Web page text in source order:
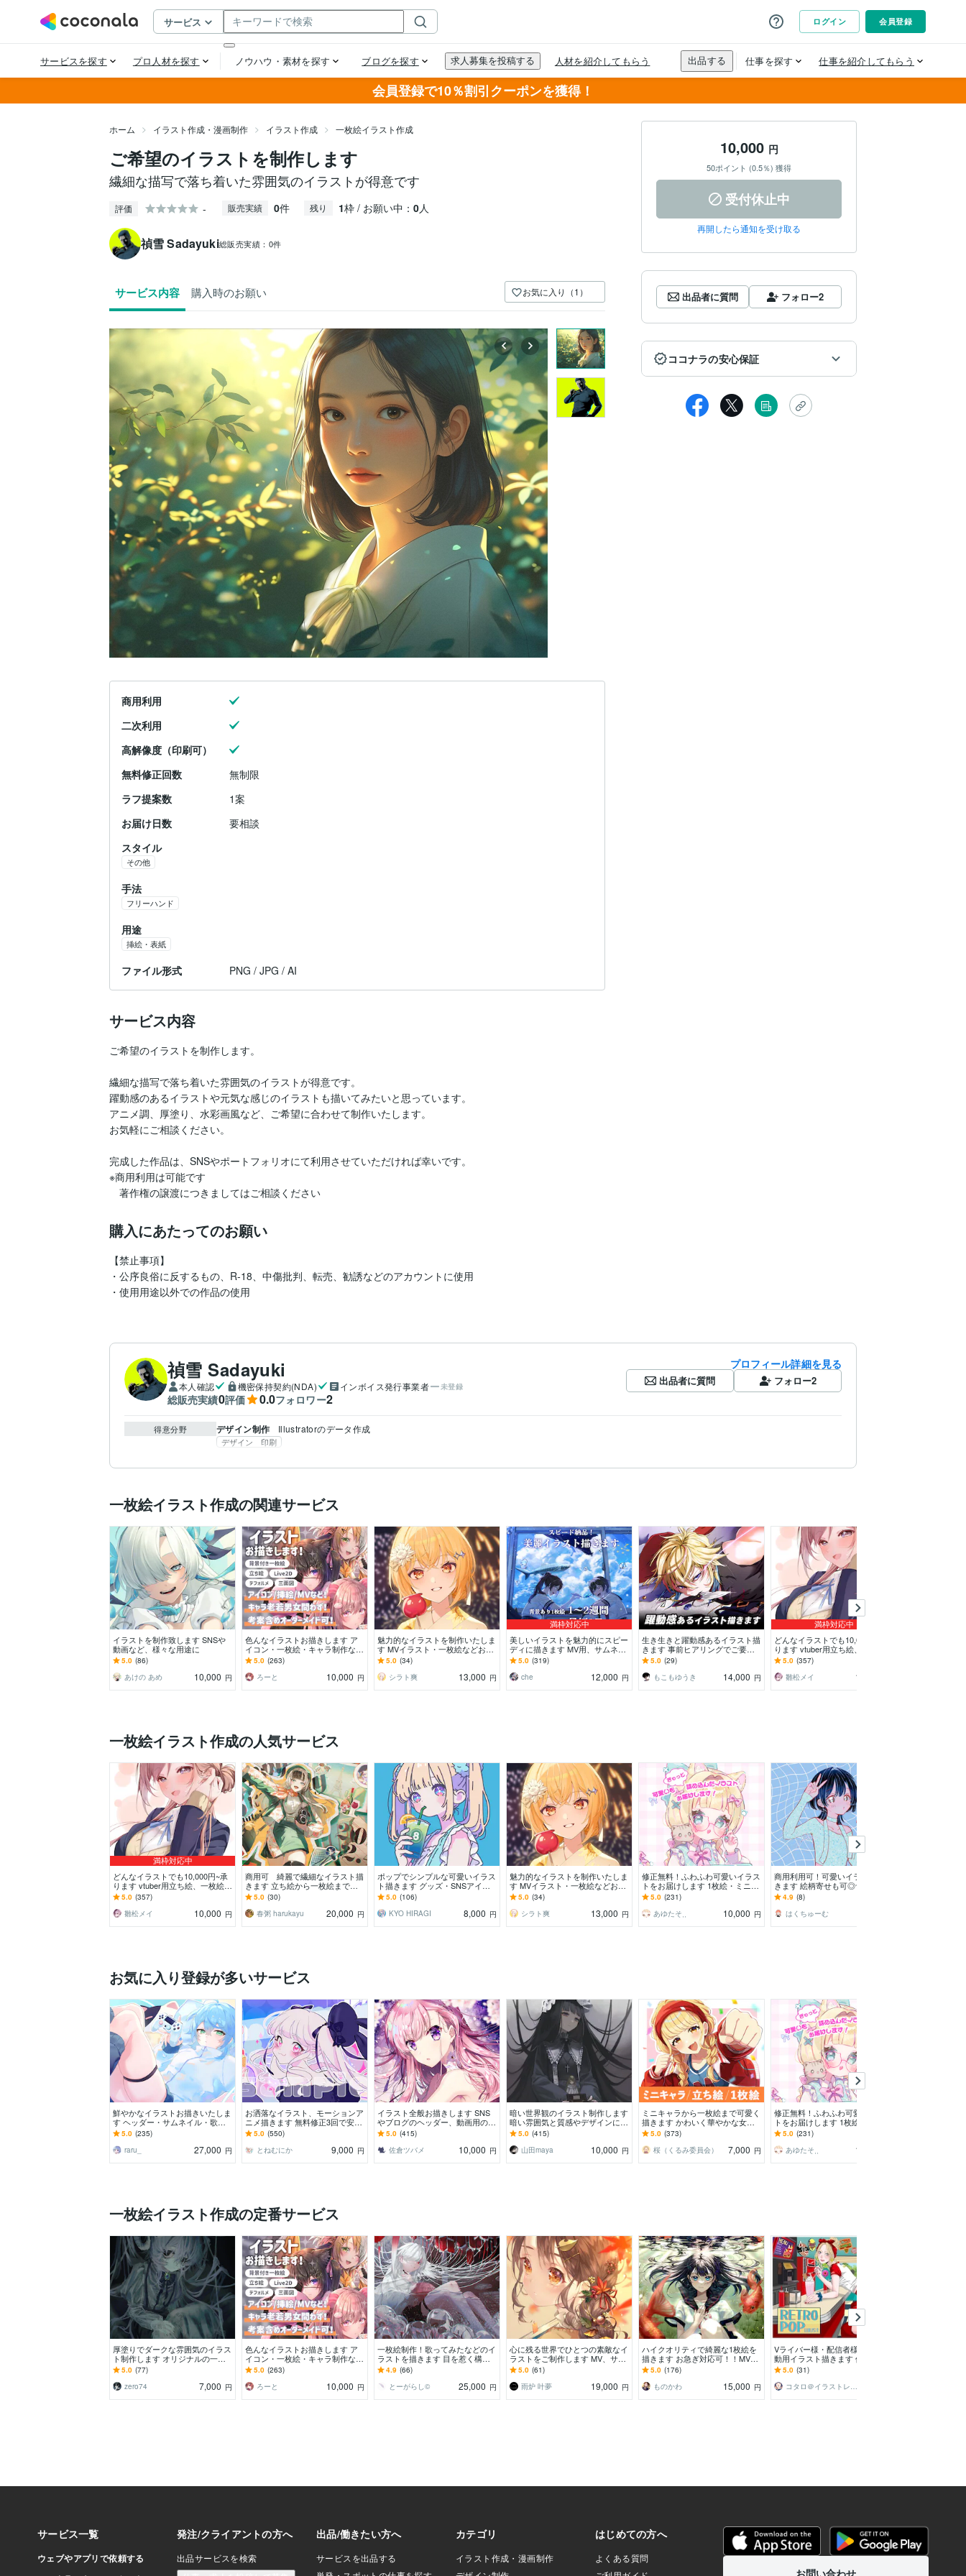
会員登録で10％割引クーポンを獲得！
ホーム イラスト作成・漫画制作 イラスト作成 一枚絵イラスト作成
ご希望のイラストを制作します
繊細な描写で落ち着いた雰囲気のイラストが得意です
評価 - 販売実績 0件 残り 1枠 / お願い中： 0人
禎雪 Sadayuki総販売実績： 0件
サービス内容 購入時のお願い お気に入り（1）
商用利用
二次利用
高解像度（印刷可）
無料修正回数
無制限
ラフ提案数
1案
お届け日数
要相談
スタイル
その他
手法
フリーハンド
用途
挿絵・表紙
ファイル形式 PNG / JPG / AI
サービス内容
ご希望のイラストを制作します。
繊細な描写で落ち着いた雰囲気のイラストが得意です。
躍動感のあるイラストや元気な感じのイラストも描いてみたいと思っています。
アニメ調、厚塗り、水彩画風など、ご希望に合わせて制作いたします。
お気軽にご相談ください。
完成した作品は、SNSやポートフォリオにて利用させていただければ幸いです。
※商用利用は可能です
著作権の譲渡につきましてはご相談ください
購入にあたってのお願い
【禁止事項】
・公序良俗に反するもの、R-18、中傷批判、転売、勧誘などのアカウントに使用
10,000 円
50ポイント (0.5％) 獲得
受付休止中
再開したら通知を受け取る
出品者に質問 フォロー2
ココナラの安心保証
禎雪 Sadayuki
本人確認 機密保持契約(NDA) インボイス発行事業者 未登録
総販売実績0評価 0.0フォロワー2
プロフィール詳細を見る
出品者に質問 フォロー2
得意分野 デザイン制作 Illustratorのデータ作成
デザイン 印刷
一枚絵イラスト作成の関連サービス
イラストを制作致します SNSや
動画など、様々な用途に
5.0 (86)
あけの あめ
10,000 円
色んなイラストお描きします ア
イコン・一枚絵・キャラ制作な
ど、イラスト全般お描きします
5.0 (263)
ろーと
10,000 円
魅力的なイラストを制作いたしま
す MVイラスト・一枚絵などお任
せください！
5.0 (34)
シラト爽
13,000 円
満枠対応中
美しいイラストを魅力的にスピー
ディに描きます MV用、サムネイ
ル、立ち絵、１枚絵など承ります
5.0 (319)
che
12,000 円
生き生きと躍動感あるイラスト描
きます 事前ヒアリングでご要望
を実現します！
5.0 (29)
もこもゆうき
14,000 円
満枠対応中
どんなイラストでも10,000円~承
ります vtuber用立ち絵、一枚絵、
アイコンなどなんでもOK！
5.0 (357)
雛松メイ
10,000
一枚絵イラスト作成の人気サービス
満枠対応中
どんなイラストでも10,000円~承
ります vtuber用立ち絵、一枚絵、
アイコンなどなんでもOK！
5.0 (357)
雛松メイ
10,000 円
商用可 綺麗で繊細なイラスト描
きます 立ち絵から一枚絵まで制
作可能！気軽にご相談下さい！
5.0 (30)
春粥 harukayu
20,000 円
ポップでシンプルな可愛いイラス
ト描きます グッズ・SNSアイコ
ン・配信背景・記念イラスト等に
是非！
5.0 (106)
KYO HIRAGI
8,000 円
魅力的なイラストを制作いたしま
す MVイラスト・一枚絵などお任
せください！
5.0 (34)
シラト爽
13,000 円
修正無料！ふわふわ可愛いイラス
トをお届けします 1枚絵・ミニキ
ャラ・立ち絵・アイコン・記念日
なども対応可◎
5.0 (231)
あゆたそ⸒⸒
10,000 円
商用利用可！可愛いイラスト絵描
きます 絵柄寄せも可◎サムネイ
ル,一枚絵,記念イラスト,など
4.9 (8)
はくちゅーむ
お気に入り登録が多いサービス
鮮やかなイラストお描きいたしま
す ヘッダー・サムネイル・歌っ
てみた・配信・グッズ・VTuber
5.0 (235)
raru_
27,000 円
お洒落なイラスト、モーションア
ニメ描きます 無料修正3回で安心
⊿配信や挿絵や似顔絵等にも
5.0 (550)
とねむにか
9,000 円
イラスト全般お描きします SNS
やブログのヘッダー、動画用の1
枚絵、立ち絵等に！
5.0 (415)
佐倉ツバメ
10,000 円
暗い世界観のイラスト制作します
暗い雰囲気と質感やデザインに拘
ったイラストを提供します。
5.0 (415)
山田maya
10,000 円
ミニキャラから一枚絵まで可愛く
描きます かわいく華やかな女の
子イラストが得意です。
5.0 (373)
桜（くるみ委員会）
7,000 円
修正無料！ふわふわ可愛いイラス
トをお届けします 1枚絵・ミニキ
ャラ・立ち絵・アイコン・記念日
なども対応可◎
5.0 (231)
あゆたそ⸒⸒
10,000
一枚絵イラスト作成の定番サービス
厚塗りでダークな雰囲気のイラス
ト制作します オリジナルの一枚
絵、動画用サムネイルなど
5.0 (77)
zero74
7,000 円
色んなイラストお描きします ア
イコン・一枚絵・キャラ制作な
ど、イラスト全般お描きします
5.0 (263)
ろーと
10,000 円
一枚絵制作！歌ってみたなどのイ
ラストを描きます 目を惹く構
図、綺麗な色使いならお任せくだ
さい！
4.9 (66)
とーがらし©︎
25,000 円
心に残る世界でひとつの素敵なイ
ラストをご制作します MV、サム
ネイル、配信用立ち絵など！イメ
ージを形にします。
5.0 (61)
雨炉 叶夢
19,000 円
ハイクオリティで綺麗な1枚絵を
描きます お急ぎ対応可！！MVや
歌ってみたなどに映えるイラスト
です！
5.0 (176)
ものかわ
15,000 円
Vライバー様・配信者様必見！活
動用イラスト描きます 他とは違
うエッジの効いた可愛さを！予算
で選べる松竹梅プラン有
5.0 (31)